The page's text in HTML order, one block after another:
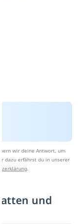
wir deine Antwort, um
dazu erfährst du in unserer
.
und